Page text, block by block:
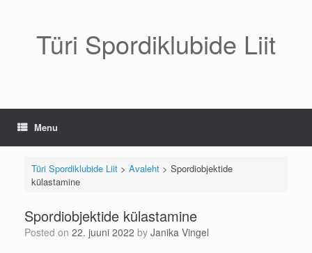
Türi Spordiklubide Liit
Menu
Türi Spordiklubide Liit> Avaleht> Spordiobjektide
külastamine
Spordiobjektide külastamine
Posted on 22. juuni 2022 by Janika Vingel